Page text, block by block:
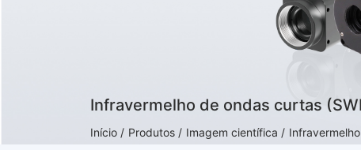
Infravermelho de ondas curtas
Início / Produtos / Imagem científica /